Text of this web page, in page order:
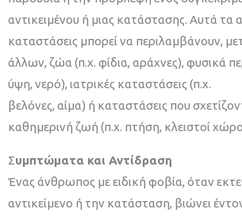
αντικειμένου ή μιας κατάστασης. Αυτά τα
καταστάσεις μπορεί να περιλαμβάνουν,
άλλων, ζώα (π.χ. φίδια, αράχνες), φυσικά
ύψη, νερό), ιατρικές καταστάσεις (π.χ.
βελόνες, αίμα) ή καταστάσεις που
καθημερινή ζωή (π.χ. πτήση, κλειστοί
Συμπτώματα και Αντίδραση
Ένας άνθρωπος με ειδική φοβία, όταν
αντικείμενο ή την κατάσταση, βιώνει